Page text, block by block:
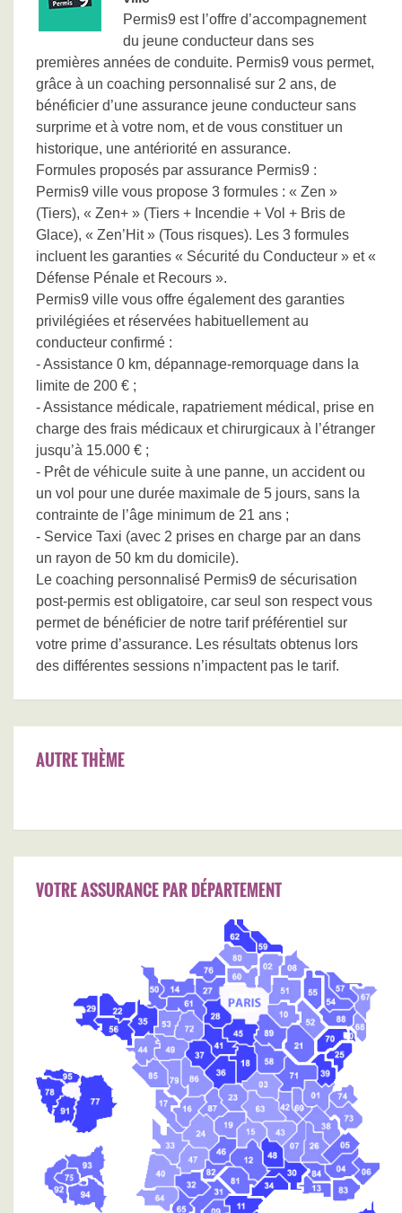
Permis9 est l’offre d’accompagnement
du jeune conducteur dans ses
premières années de conduite. Permis9 vous permet,
grâce à un coaching personnalisé sur 2 ans, de
bénéficier d’une assurance jeune conducteur sans
surprime et à votre nom, et de vous constituer un
historique, une antériorité en assurance.
Formules proposés par assurance Permis9 :
Permis9 ville vous propose 3 formules : « Zen »
(Tiers), « Zen+ » (Tiers + Incendie + Vol + Bris de
Glace), « Zen’Hit » (Tous risques). Les 3 formules
incluent les garanties « Sécurité du Conducteur » et «
Défense Pénale et Recours ».
Permis9 ville vous offre également des garanties
privilégiées et réservées habituellement au
conducteur confirmé :
- Assistance 0 km, dépannage-remorquage dans la
limite de 200 € ;
- Assistance médicale, rapatriement médical, prise en
charge des frais médicaux et chirurgicaux à l’étranger
jusqu’à 15.000 € ;
- Prêt de véhicule suite à une panne, un accident ou
un vol pour une durée maximale de 5 jours, sans la
contrainte de l’âge minimum de 21 ans ;
- Service Taxi (avec 2 prises en charge par an dans
un rayon de 50 km du domicile).
Le coaching personnalisé Permis9 de sécurisation
post-permis est obligatoire, car seul son respect vous
permet de bénéficier de notre tarif préférentiel sur
votre prime d’assurance. Les résultats obtenus lors
des différentes sessions n’impactent pas le tarif.
AUTRE THÈME
VOTRE ASSURANCE PAR DÉPARTEMENT